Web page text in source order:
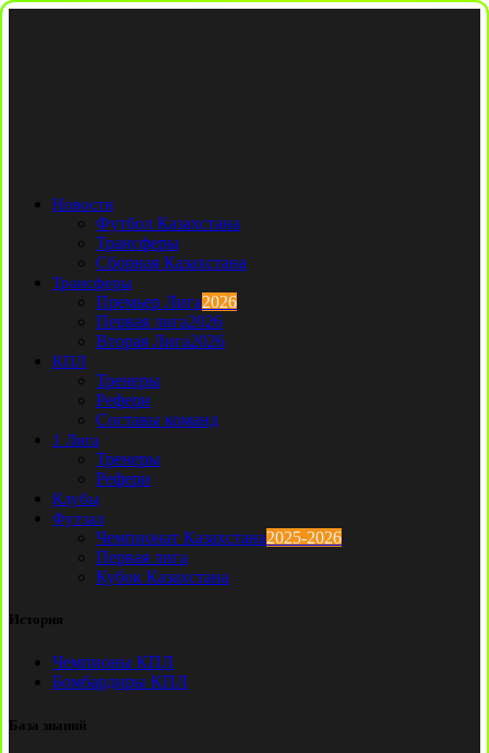
Новости
Футбол Казахстана
Трансферы
Сборная Казахстана
Трансферы
Премьер Лига2026
Первая лига2026
Вторая Лига2026
КПЛ
Тренеры
Рефери
Составы команд
1 Лига
Тренеры
Рефери
Клубы
Футзал
Чемпионат Казахстана2025-2026
Первая лига
Кубок Казахстана
История
Чемпионы КПЛ
Бомбардиры КПЛ
База знаний